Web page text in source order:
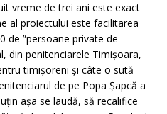
vreme de trei ani este exact
al proiectului este facilitarea
de ”persoane private de
din penitenciarele Timișoara,
timișoreni și câte o sută
de pe Popa Șapcă a
așa se laudă, să recalifice